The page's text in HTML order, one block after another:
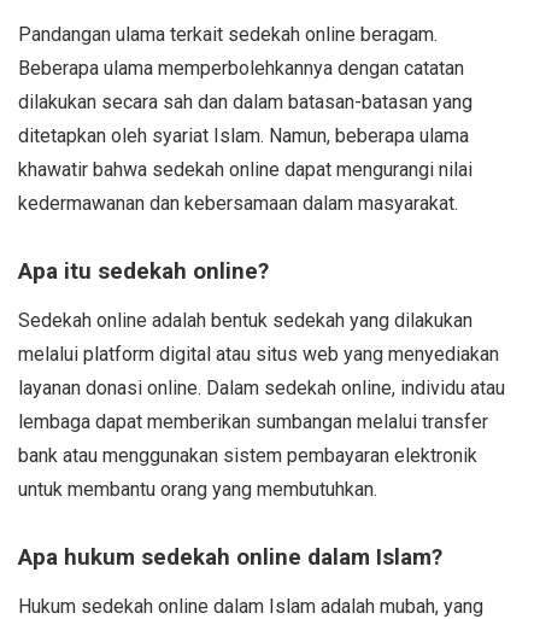
Pandangan ulama terkait sedekah online beragam.
Beberapa ulama memperbolehkannya dengan catatan
dilakukan secara sah dan dalam batasan-batasan yang
ditetapkan oleh syariat Islam. Namun, beberapa ulama
khawatir bahwa sedekah online dapat mengurangi nilai
kedermawanan dan kebersamaan dalam masyarakat.
Apa itu sedekah online?
Sedekah online adalah bentuk sedekah yang dilakukan
melalui platform digital atau situs web yang menyediakan
layanan donasi online. Dalam sedekah online, individu atau
lembaga dapat memberikan sumbangan melalui transfer
bank atau menggunakan sistem pembayaran elektronik
untuk membantu orang yang membutuhkan.
Apa hukum sedekah online dalam Islam?
Hukum sedekah online dalam Islam adalah mubah, yang